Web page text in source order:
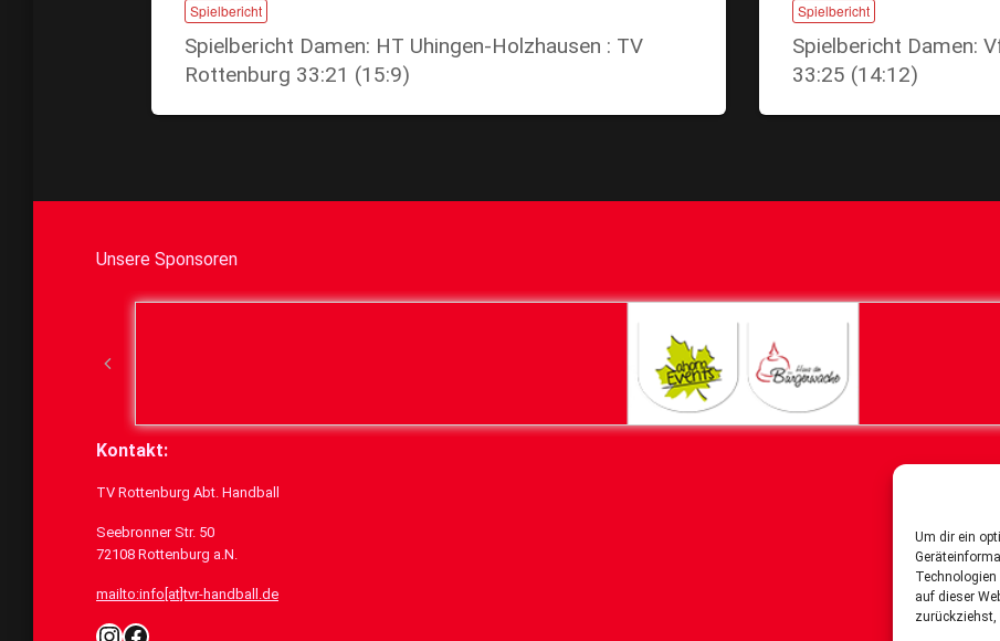
Um dir ein
auf dieser
zurückziehst,
Spielbericht
Spielbericht Damen: HT Uhingen-Holzhausen : TV
Rottenburg 33:21 (15:9)
Spielbericht
Spielbericht Damen:
33:25 (14:12)
Unsere Sponsoren
Kontakt:
TV Rottenburg Abt. Handball
Seebronner Str. 50
72108 Rottenburg a.N.
mailto:info[at]tvr-handball.de